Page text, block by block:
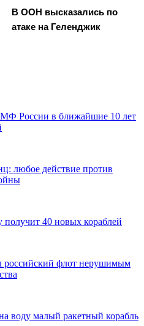
В ООН высказались по
атаке на Геленджик
России в ближайшие 10 лет
любое действие против
40 новых кораблей
российский флот нерушимым
воду малый ракетный корабль